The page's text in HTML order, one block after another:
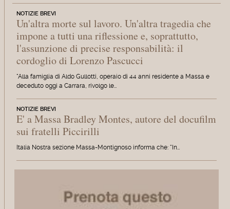
NOTIZIE BREVI
Un'altra morte sul lavoro. Un'altra tragedia che
impone a tutti una riflessione e, soprattutto,
l'assunzione di precise responsabilità: il
cordoglio di Lorenzo Pascucci
"Alla famiglia di Aldo Gullotti, operaio di 44 anni residente a Massa e
deceduto oggi a Carrara, rivolgo le…
NOTIZIE BREVI
E' a Massa Bradley Montes, autore del docufilm
sui fratelli Piccirilli
Italia Nostra sezione Massa-Montignoso informa che: "In…